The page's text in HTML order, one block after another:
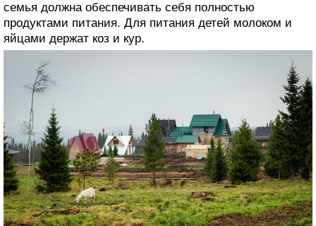
семья должна обеспечивать себя полностью
продуктами питания. Для питания детей молоком и
яйцами держат коз и кур.